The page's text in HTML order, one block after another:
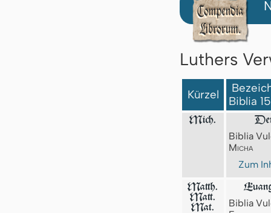
Luthers
Kürzel
Biblia
Mich.
Biblia
Micha
Zum
Matth.
Matt.
Mat.
Biblia